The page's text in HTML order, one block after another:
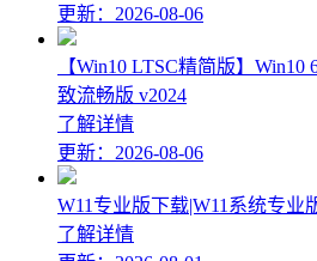
更新：2026-08-06
【Win10 LTSC精简版】
致流畅版 v2024
了解详情
更新：2026-08-06
W11专业版下载|W11系统专业
了解详情